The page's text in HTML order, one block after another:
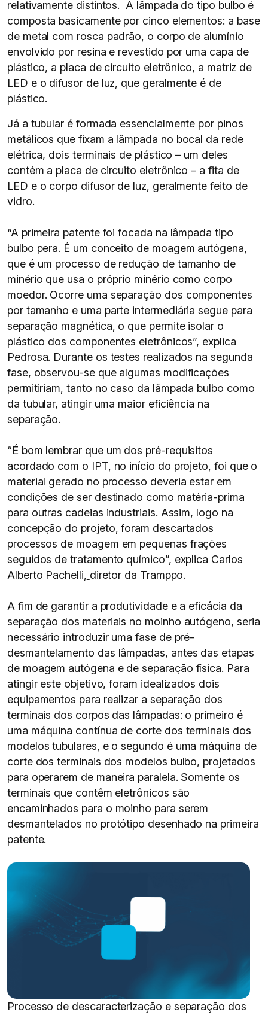
relativamente distintos. A lâmpada do tipo bulbo é
composta basicamente por cinco elementos: a base
de metal com rosca padrão, o corpo de alumínio
envolvido por resina e revestido por uma capa de
plástico, a placa de circuito eletrônico, a matriz de
LED e o difusor de luz, que geralmente é de
plástico.
Já a tubular é formada essencialmente por pinos
metálicos que fixam a lâmpada no bocal da rede
elétrica, dois terminais de plástico – um deles
contém a placa de circuito eletrônico – a fita de
LED e o corpo difusor de luz, geralmente feito de
vidro.
“A primeira patente foi focada na lâmpada tipo
bulbo pera. É um conceito de moagem autógena,
que é um processo de redução de tamanho de
minério que usa o próprio minério como corpo
moedor. Ocorre uma separação dos componentes
por tamanho e uma parte intermediária segue para
separação magnética, o que permite isolar o
plástico dos componentes eletrônicos”, explica
Pedrosa. Durante os testes realizados na segunda
fase, observou-se que algumas modificações
permitiriam, tanto no caso da lâmpada bulbo como
da tubular, atingir uma maior eficiência na
separação.
“É bom lembrar que um dos pré-requisitos
acordado com o IPT, no início do projeto, foi que o
material gerado no processo deveria estar em
condições de ser destinado como matéria-prima
para outras cadeias industriais. Assim, logo na
concepção do projeto, foram descartados
processos de moagem em pequenas frações
seguidos de tratamento químico”, explica Carlos
Alberto Pachelli, diretor da Tramppo.
A fim de garantir a produtividade e a eficácia da
separação dos materiais no moinho autógeno, seria
necessário introduzir uma fase de pré-
desmantelamento das lâmpadas, antes das etapas
de moagem autógena e de separação física. Para
atingir este objetivo, foram idealizados dois
equipamentos para realizar a separação dos
terminais dos corpos das lâmpadas: o primeiro é
uma máquina contínua de corte dos terminais dos
modelos tubulares, e o segundo é uma máquina de
corte dos terminais dos modelos bulbo, projetados
para operarem de maneira paralela. Somente os
terminais que contêm eletrônicos são
encaminhados para o moinho para serem
desmantelados no protótipo desenhado na primeira
patente.
Processo de descaracterização e separação dos